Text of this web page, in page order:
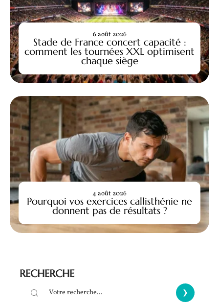
Stade de France concert capacité :
comment les tournées XXL optimisent
chaque siège
6 août 2026
Pourquoi vos exercices callisthénie ne
donnent pas de résultats ?
4 août 2026
RECHERCHE